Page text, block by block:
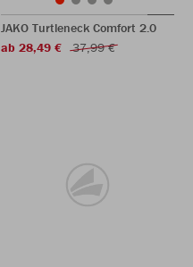
JAKO Turtleneck Comfort 2.0
ab 28,49 €
37,99 €